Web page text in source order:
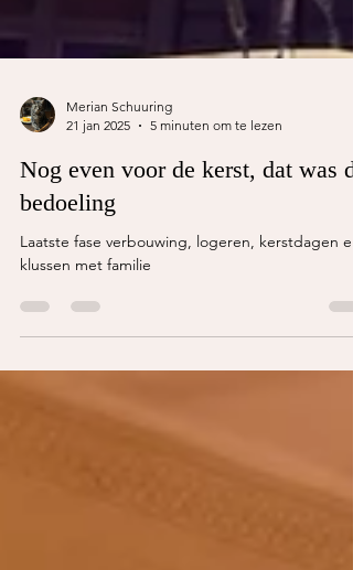
21 jan 2025
5 minuten om te lezen
Nog even voor de kerst, dat was de
bedoeling
klussen met familie